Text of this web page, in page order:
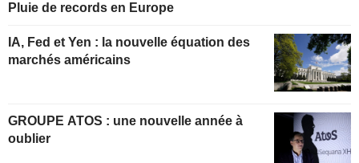
Pluie de records en Europe
IA, Fed et Yen : la nouvelle équation des
marchés américains
GROUPE ATOS : une nouvelle année à
oublier